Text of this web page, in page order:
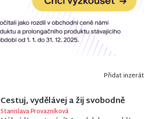
Přidat inzerát
Cestuj, vydělávej a žij svobodně
Stanislava Provazníková